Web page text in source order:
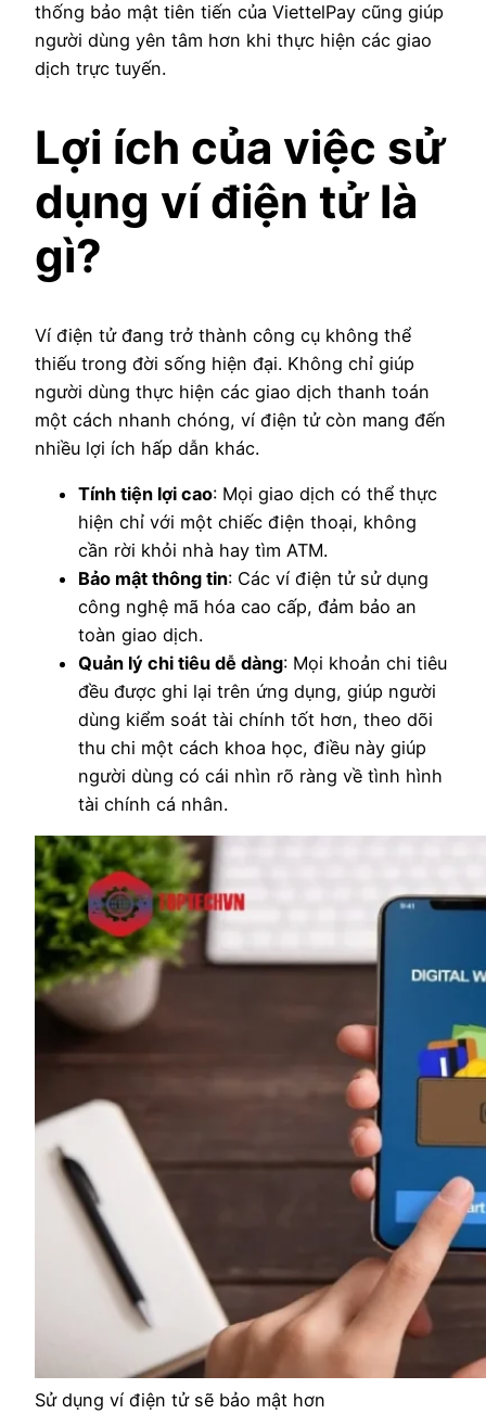
thống bảo mật tiên tiến của ViettelPay cũng giúp
người dùng yên tâm hơn khi thực hiện các giao
dịch trực tuyến.
Lợi ích của việc sử
dụng ví điện tử là
gì?
Ví điện tử đang trở thành công cụ không thể
thiếu trong đời sống hiện đại. Không chỉ giúp
người dùng thực hiện các giao dịch thanh toán
một cách nhanh chóng, ví điện tử còn mang đến
nhiều lợi ích hấp dẫn khác.
Tính tiện lợi cao: Mọi giao dịch có thể thực
hiện chỉ với một chiếc điện thoại, không
cần rời khỏi nhà hay tìm ATM.
Bảo mật thông tin: Các ví điện tử sử dụng
công nghệ mã hóa cao cấp, đảm bảo an
toàn giao dịch.
Quản lý chi tiêu dễ dàng: Mọi khoản chi tiêu
đều được ghi lại trên ứng dụng, giúp người
dùng kiểm soát tài chính tốt hơn, theo dõi
thu chi một cách khoa học, điều này giúp
người dùng có cái nhìn rõ ràng về tình hình
tài chính cá nhân.
Sử dụng ví điện tử sẽ bảo mật hơn